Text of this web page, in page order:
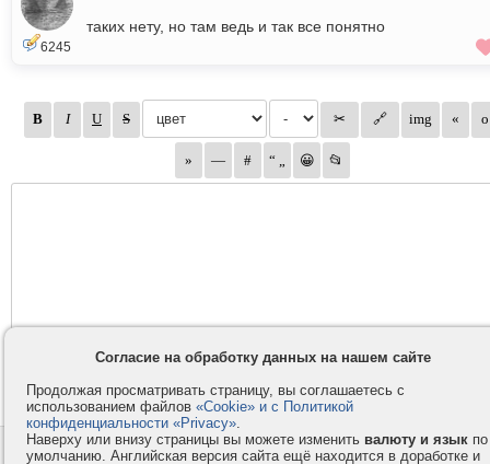
6245
таких нету, но там ведь и так все понятно
Контакты Privacy и Cookie
Согласие на обработку данных на нашем сайте
Продолжая просматривать страницу, вы соглашаетесь с
использованием файлов «Cookie» и с Политикой
конфиденциальности «Privacy».
Наверху или внизу страницы вы можете изменить валюту и язык по
умолчанию. Английская версия сайта ещё находится в доработке и